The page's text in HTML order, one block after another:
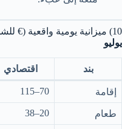
10) ميزانية يومية واقعية (€ للشخص) —
يوليو
بند اقتصادي
إقامة 70–115
طعام 20–38